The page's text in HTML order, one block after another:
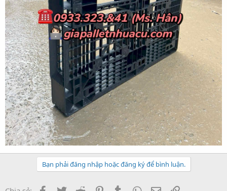
Bạn phải đăng nhập hoặc đăng ký để bình luận.